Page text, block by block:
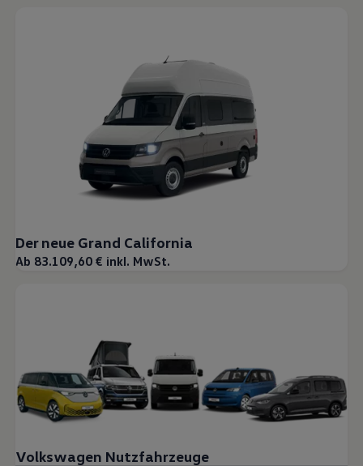
Der neue Grand California
Ab 83.109,60 € inkl. MwSt.
Volkswagen Nutzfahrzeuge